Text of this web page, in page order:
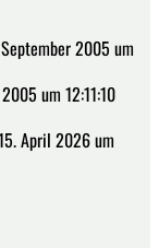
2005 um
um 12:11:10
April 2026 um